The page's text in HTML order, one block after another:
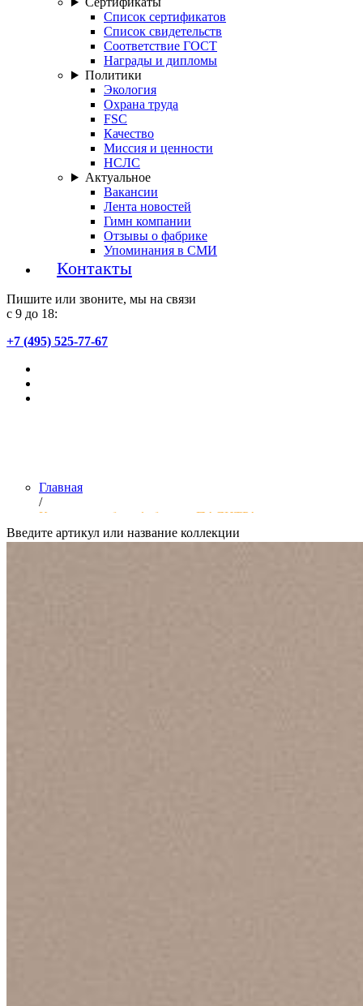
Список сертификатов
Список свидетельств
Соответствие ГОСТ
Награды и дипломы
Политики
Экология
Охрана труда
FSC
Качество
Миссия и ценности
НСЛС
Актуальное
Вакансии
Лента новостей
Гимн компании
Отзывы о фабрике
Упоминания в СМИ
Контакты
Пишите или звоните, мы на связи
с 9 до 18:
+7 (495) 525-77-67
Главная
/
Коллекции обоев фабрики «ПАЛИТРА»
Введите артикул или название коллекции